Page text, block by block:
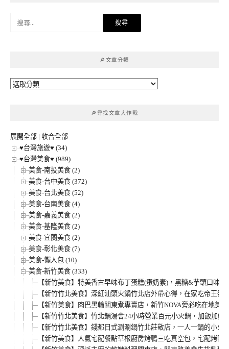
🔎文章分類
🔎
🔎尋找文章大作戰
展開全部 | 收合全部
♥台灣旅遊♥ (34)
♥台灣美食♥ (989)
美食-南投美食 (2)
美食-台中美食 (372)
美食-台北美食 (52)
美食-台南美食 (4)
美食-嘉義美食 (2)
美食-基隆美食 (2)
美食-宜蘭美食 (2)
美食-彰化美食 (7)
美食-懶人包 (10)
美食-新竹美食 (333)
【新竹美食】特美香古早味布丁蛋糕(蛋奶素)，黑糖&芋頭口味
【新竹竹北美食】深紅汕頭火鍋竹北店外帶心得，在家吃帝王
【新竹美食】肉巴黑輪關東煮專賣店，新竹NOVA旁必吃在地
【新竹竹北美食】竹北鍋湯會24小時營業百元小火鍋，加飯加
【新竹竹北美食】錢都日式涮涮鍋竹北莊敬店，一人一鍋的小
【新竹美食】人氣宅配餐點草根廚房烤鴨三吃真空包，宅配烤